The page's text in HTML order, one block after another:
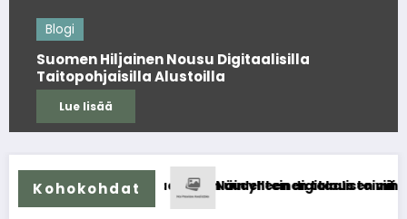
Suomen Hiljainen Nousu Digitaalisilla
Taitopohjaisilla Alustoilla
Lue lisää
Kohokohdat
uudelleen digitaalisen viihteen avulla
Näin yhteinen talous toimii parisuhteessa paremmin